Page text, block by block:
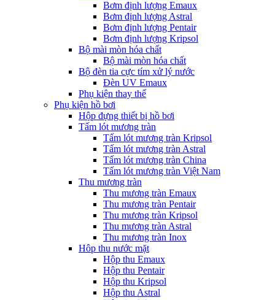
Bơm định lượng Emaux
Bơm định lượng Astral
Bơm định lượng Pentair
Bơm định lượng Kripsol
Bộ mài mòn hóa chất
Bộ mài mòn hóa chất
Bộ đèn tia cực tím xử lý nước
Đèn UV Emaux
Phụ kiện thay thế
Phụ kiện hồ bơi
Hộp đựng thiết bị hồ bơi
Tấm lót mương tràn
Tấm lót mương tràn Kripsol
Tấm lót mương tràn Astral
Tấm lót mương tràn China
Tấm lót mương tràn Việt Nam
Thu mương tràn
Thu mương tràn Emaux
Thu mương tràn Pentair
Thu mương tràn Kripsol
Thu mương tràn Astral
Thu mương tràn Inox
Hôp thu nước mặt
Hộp thu Emaux
Hộp thu Pentair
Hộp thu Kripsol
Hộp thu Astral